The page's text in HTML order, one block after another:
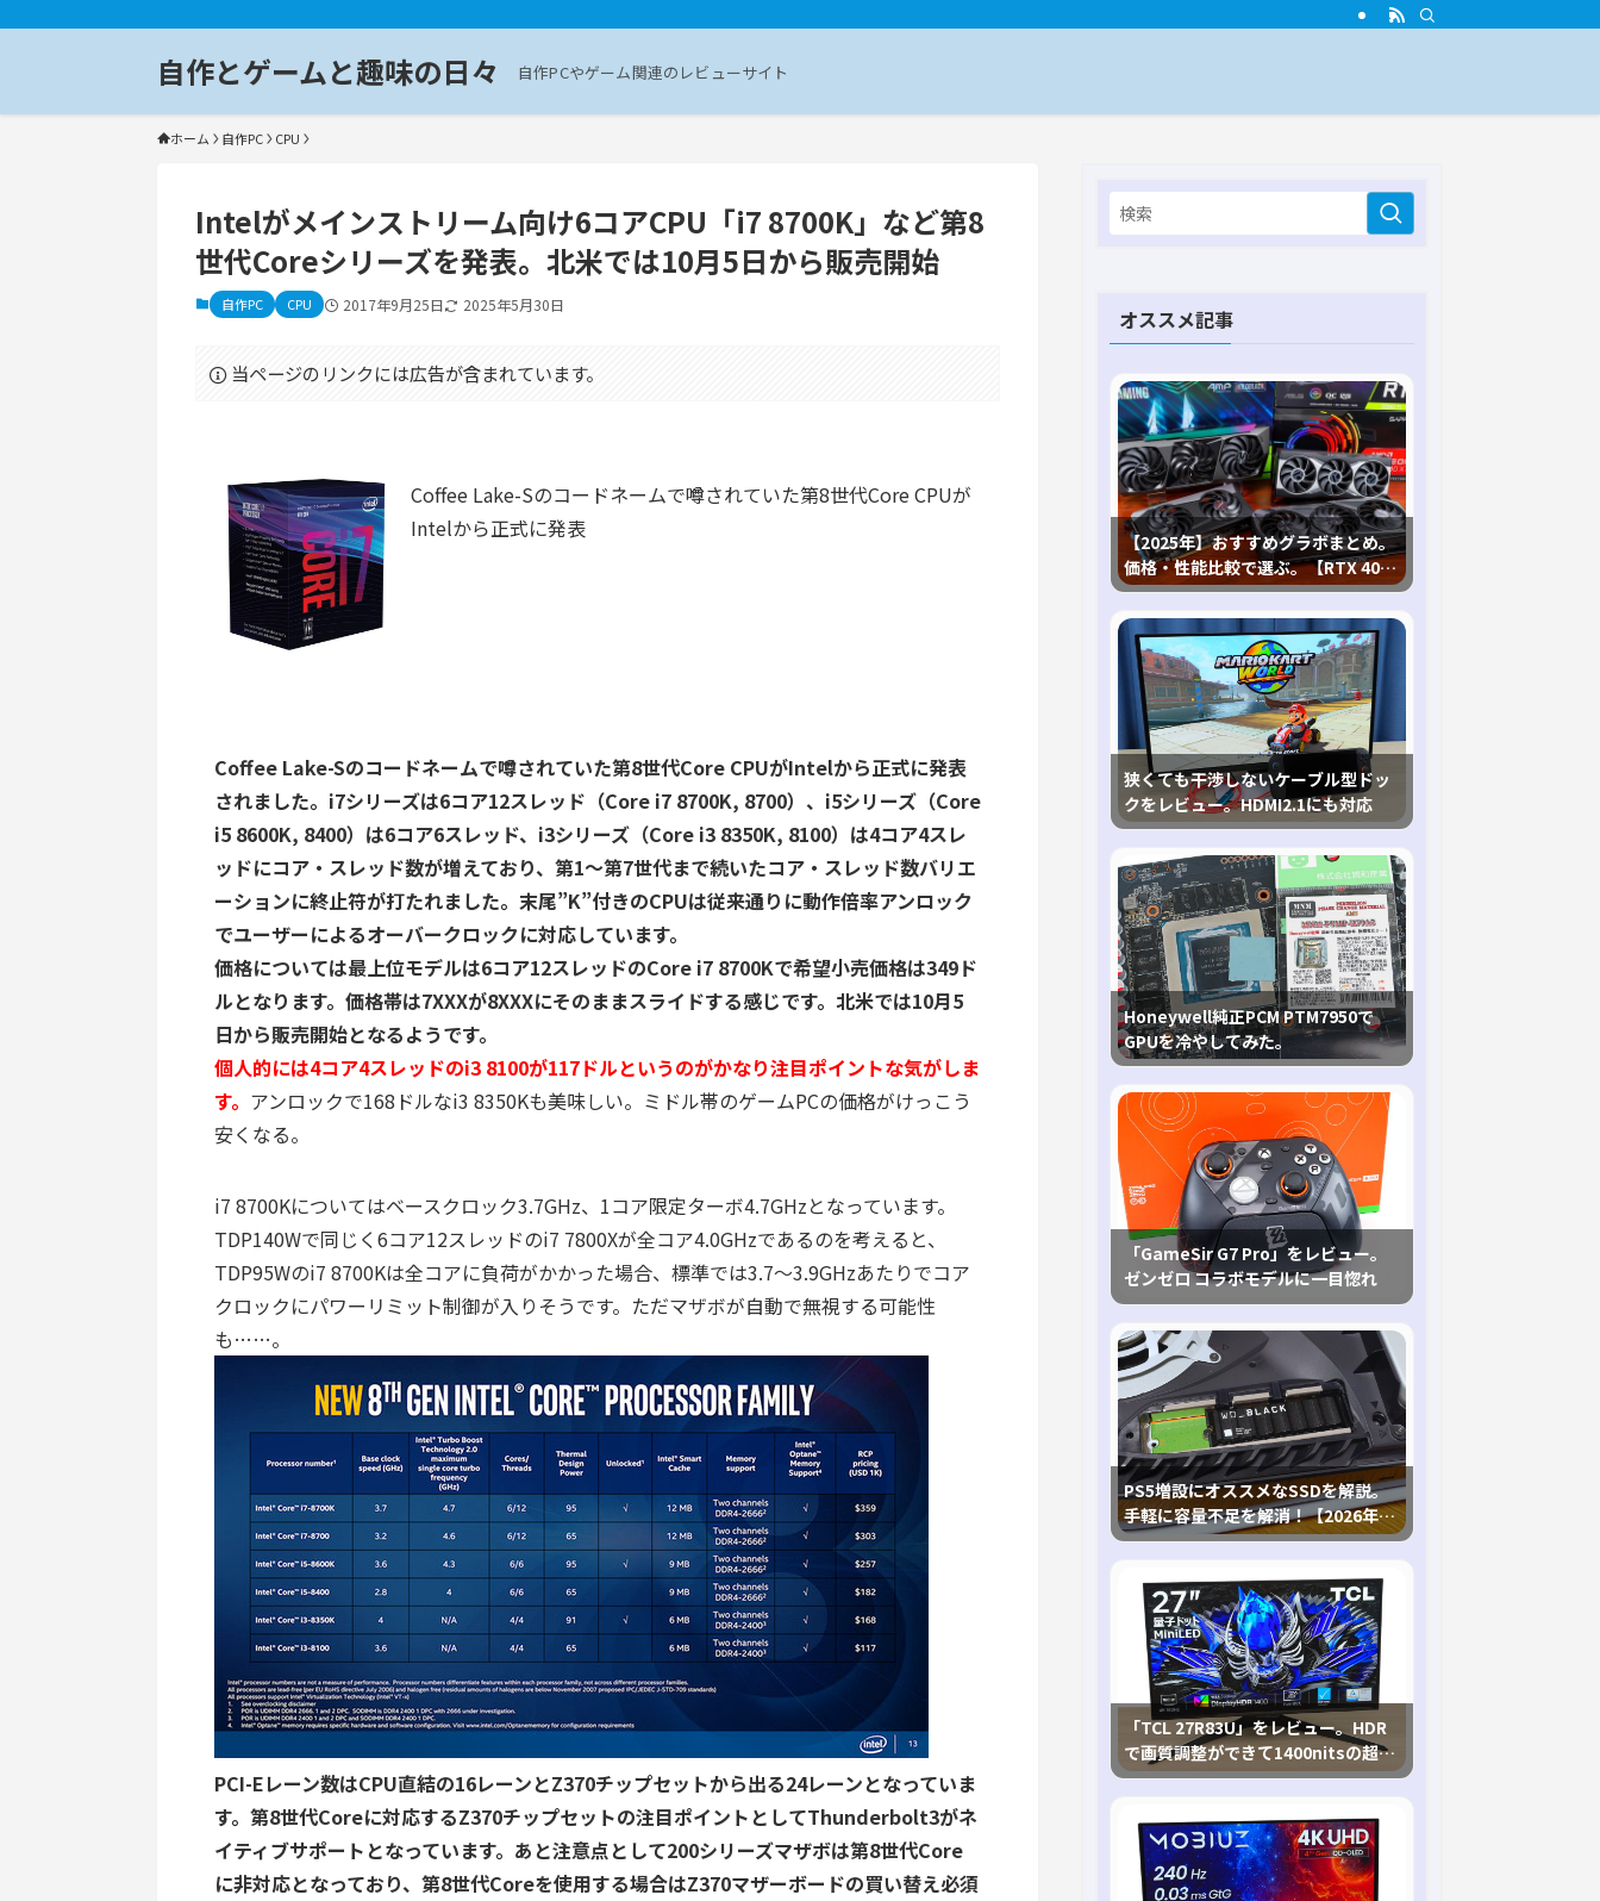
自作とゲームと趣味の日々 自作PCやゲーム関連のレビューサイト
ホーム 自作PC CPU
Intelがメインストリーム向け6コアCPU「i7 8700K」など第8
世代Coreシリーズを発表。北米では10月5日から販売開始
自作PC CPU 2017年9月25日 2025年5月30日
当ページのリンクには広告が含まれています。
Coffee Lake-Sのコードネームで噂されていた第8世代Core CPUが
Intelから正式に発表
Coffee Lake-Sのコードネームで噂されていた第8世代Core CPUがIntelから正式に発表
されました。i7シリーズは6コア12スレッド（Core i7 8700K, 8700）、i5シリーズ（Core
i5 8600K, 8400）は6コア6スレッド、i3シリーズ（Core i3 8350K, 8100）は4コア4スレ
ッドにコア・スレッド数が増えており、第1～第7世代まで続いたコア・スレッド数バリエ
ーションに終止符が打たれました。末尾”K”付きのCPUは従来通りに動作倍率アンロック
でユーザーによるオーバークロックに対応しています。
価格については最上位モデルは6コア12スレッドのCore i7 8700Kで希望小売価格は349ド
ルとなります。価格帯は7XXXが8XXXにそのままスライドする感じです。北米では10月5
日から販売開始となるようです。
個人的には4コア4スレッドのi3 8100が117ドルというのがかなり注目ポイントな気がしま
す。 アンロックで168ドルなi3 8350Kも美味しい。ミドル帯のゲームPCの価格がけっこう
安くなる。
i7 8700Kについてはベースクロック3.7GHz、1コア限定ターボ4.7GHzとなっています。
TDP140Wで同じく6コア12スレッドのi7 7800Xが全コア4.0GHzであるのを考えると、
TDP95Wのi7 8700Kは全コアに負荷がかかった場合、標準では3.7～3.9GHzあたりでコア
クロックにパワーリミット制御が入りそうです。ただマザボが自動で無視する可能性
も……。
PCI-Eレーン数はCPU直結の16レーンとZ370チップセットから出る24レーンとなっていま
す。第8世代Coreに対応するZ370チップセットの注目ポイントとしてThunderbolt3がネ
イティブサポートとなっています。あと注意点として200シリーズマザボは第8世代Core
に非対応となっており、第8世代Coreを使用する場合はZ370マザーボードの買い替え必須
オススメ記事
【2025年】おすすめグラボまとめ。
価格・性能比較で選ぶ。【RTX 40,
RX 7000各種に対応】
狭くても干渉しないケーブル型ドッ
クをレビュー。HDMI2.1にも対応
Honeywell純正PCM PTM7950で
GPUを冷やしてみた。
「GameSir G7 Pro」をレビュー。
ゼンゼロ コラボモデルに一目惚れ
PS5増設にオススメなSSDを解説。
手軽に容量不足を解消！【2026年最
新、PS5 Proにも対応】
「TCL 27R83U」をレビュー。HDR
で画質調整ができて1400nitsの超高
輝度も発揮！